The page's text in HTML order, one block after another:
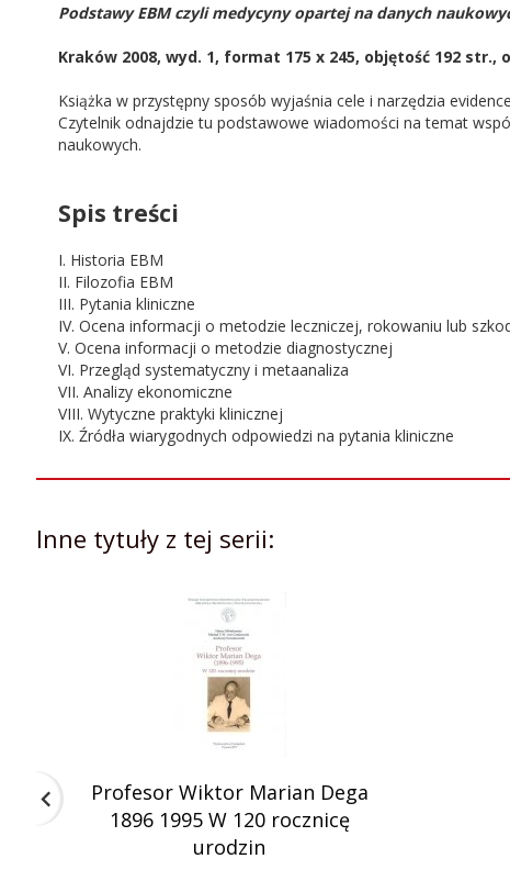
Podstawy EBM czyli medycyny opartej na danych
Kraków 2008, wyd. 1, format 175 x 245, objętość 192 str.,
Książka w przystępny sposób wyjaśnia cele i narzędzia
Czytelnik odnajdzie tu podstawowe wiadomości na temat
naukowych.
Spis treści
I. Historia EBM
II. Filozofia EBM
III. Pytania kliniczne
IV. Ocena informacji o metodzie leczniczej, rokowaniu lub
V. Ocena informacji o metodzie diagnostycznej
VI. Przegląd systematyczny i metaanaliza
VII. Analizy ekonomiczne
VIII. Wytyczne praktyki klinicznej
IX. Źródła wiarygodnych odpowiedzi na pytania kliniczne
Autor:
Inne tytuły z tej serii:
Profesor Wiktor Marian Dega
1896 1995 W 120 rocznicę
urodzin